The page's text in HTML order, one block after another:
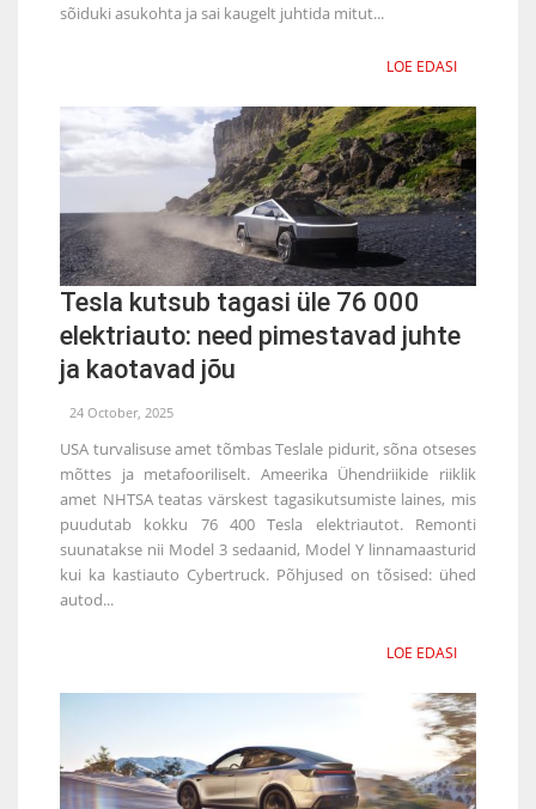
sõiduki asukohta ja sai kaugelt juhtida mitut...
LOE EDASI
Tesla kutsub tagasi üle 76 000
elektriauto: need pimestavad juhte
ja kaotavad jõu
24 October, 2025
USA turvalisuse amet tõmbas Teslale pidurit, sõna otseses
mõttes ja metafooriliselt. Ameerika Ühendriikide riiklik
amet NHTSA teatas värskest tagasikutsumiste laines, mis
puudutab kokku 76 400 Tesla elektriautot. Remonti
suunatakse nii Model 3 sedaanid, Model Y linnamaasturid
kui ka kastiauto Cybertruck. Põhjused on tõsised: ühed
autod...
LOE EDASI